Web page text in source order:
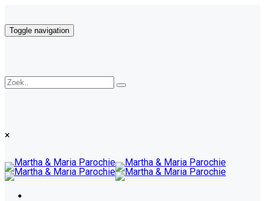
Toggle navigation
×